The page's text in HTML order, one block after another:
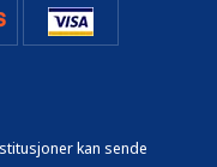
kan sende